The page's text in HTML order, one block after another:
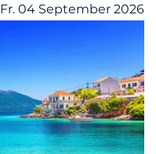
Fr. 04 September 2026